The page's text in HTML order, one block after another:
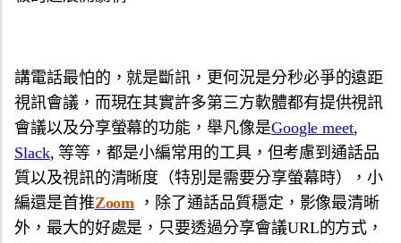
講電話最怕的，就是斷訊，更何況是分秒必爭的遠距
視訊會議， 而現在其實許多第三方軟體都有提供視訊
會議以及分享螢幕的功能，舉凡像是Google meet,
Slack, 等等，都是小編常用的工具，但考慮到通話品
質以及視訊的清晰度（特別是需要分享螢幕時），小
編還是首推Zoom ， 除了通話品質穩定，影像最清晰
外，最大的好處是， 只要透過分享會議URL的方式，